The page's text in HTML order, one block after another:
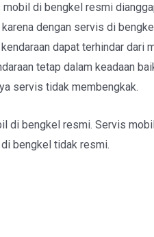
di bengkel resmi
dengan servis di
dapat terhindar dari
tetap dalam keadaan
servis tidak membengkak.
di bengkel resmi. Servis
bengkel tidak resmi.